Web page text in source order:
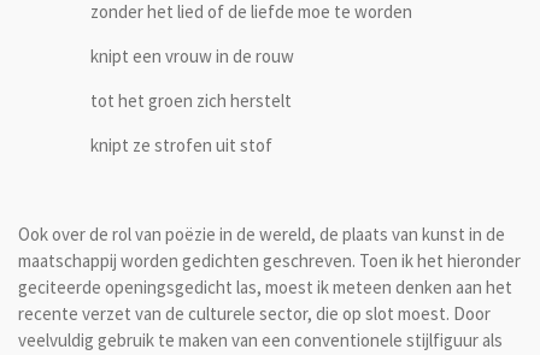
zonder het lied of de liefde moe te worden
knipt een vrouw in de rouw
tot het groen zich herstelt
knipt ze strofen uit stof
Ook over de rol van poëzie in de wereld, de plaats van kunst in de
maatschappij worden gedichten geschreven. Toen ik het hieronder
geciteerde openingsgedicht las, moest ik meteen denken aan het
recente verzet van de culturele sector, die op slot moest. Door
veelvuldig gebruik te maken van een conventionele stijlfiguur als